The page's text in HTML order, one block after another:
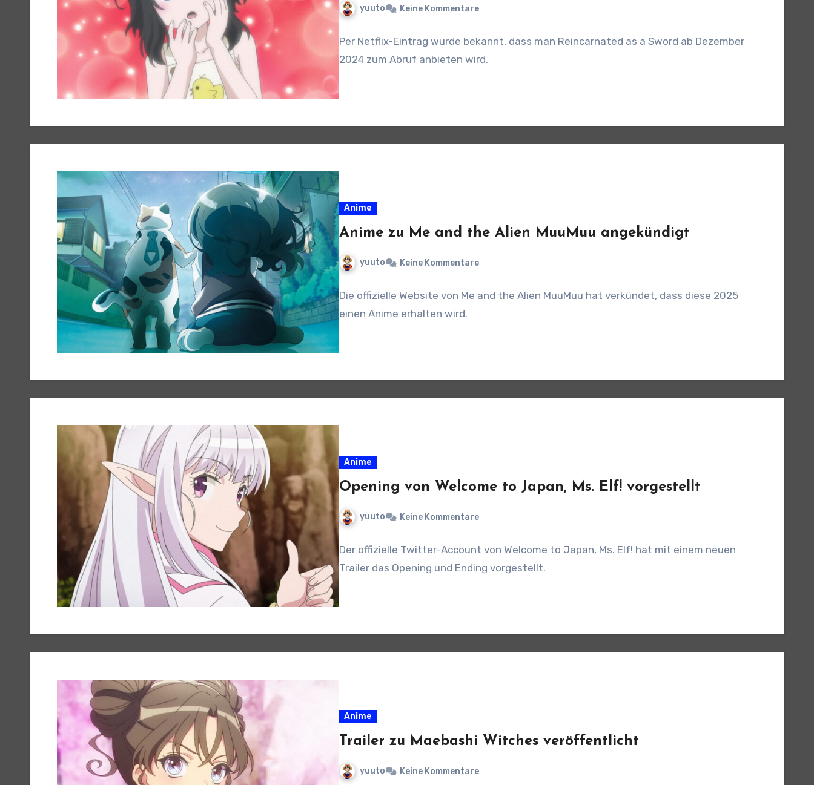
yuuto Keine Kommentare
Per Netflix-Eintrag wurde bekannt, dass man Reincarnated as a Sword ab Dezember
2024 zum Abruf anbieten wird.
Anime
Anime zu Me and the Alien MuuMuu angekündigt
yuuto Keine Kommentare
Die offizielle Website von Me and the Alien MuuMuu hat verkündet, dass diese 2025
einen Anime erhalten wird.
Anime
Opening von Welcome to Japan, Ms. Elf! vorgestellt
yuuto Keine Kommentare
Der offizielle Twitter-Account von Welcome to Japan, Ms. Elf! hat mit einem neuen
Trailer das Opening und Ending vorgestellt.
Anime
Trailer zu Maebashi Witches veröffentlicht
yuuto Keine Kommentare